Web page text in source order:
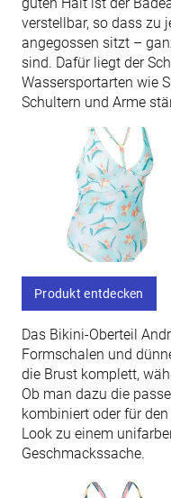
verstellbar, so dass zu
angegossen sitzt –
sind. Dafür liegt der
Wassersportarten wie
Schultern und Arme
Produkt entdecken
Das Bikini-Oberteil
Formschalen und
die Brust komplett,
Ob man dazu die
kombiniert oder für
Look zu einem
Geschmackssache.